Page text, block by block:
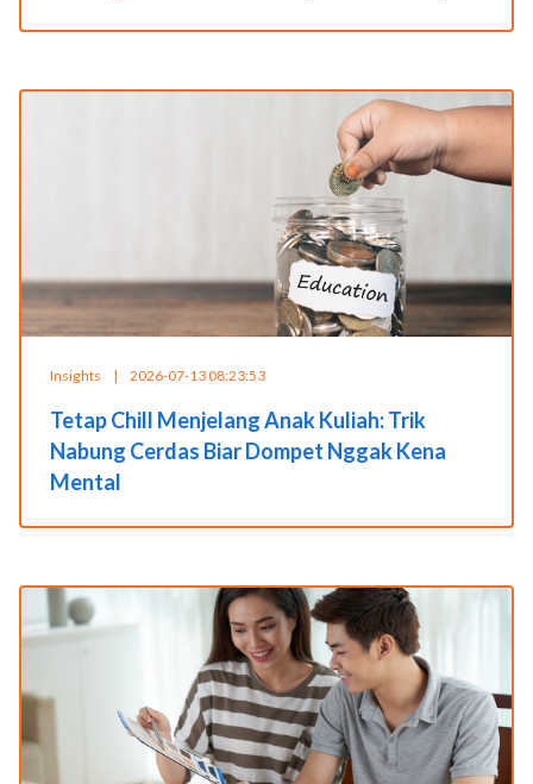
Insights | 2026-07-13 08:23:53
Tetap Chill Menjelang Anak Kuliah: Trik
Nabung Cerdas Biar Dompet Nggak Kena
Mental